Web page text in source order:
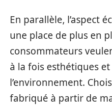
En parallèle, l’aspect
une place de plus en
consommateurs
à la fois esthétiques
l’environnement.
fabriqué à partir de